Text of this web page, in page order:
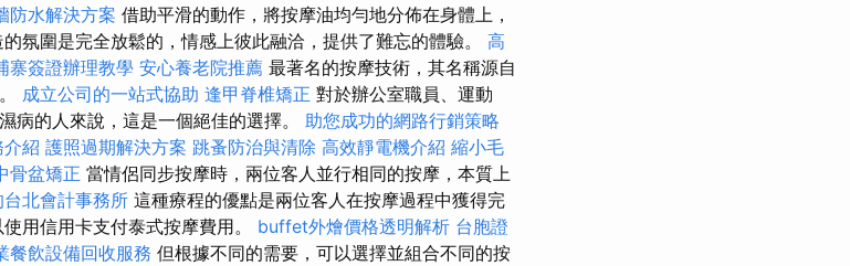
防水解決方案 借助平滑的動作，將按摩油均勻地分佈在身體上，
氛圍是完全放鬆的，情感上彼此融洽，提供了難忘的體驗。 高
寨簽證辦理教學 安心養老院推薦 最著名的按摩技術，其名稱源自
成立公司的一站式協助 逢甲脊椎矯正 對於辦公室職員、運動
病的人來說，這是一個絕佳的選擇。 助您成功的網路行銷策略
紹 護照過期解決方案 跳蚤防治與清除 高效靜電機介紹 縮小毛
骨盆矯正 當情侶同步按摩時，兩位客人並行相同的按摩，本質上
北會計事務所 這種療程的優點是兩位客人在按摩過程中獲得完
用信用卡支付泰式按摩費用。 buffet外燴價格透明解析 台胞證
餐飲設備回收服務 但根據不同的需要，可以選擇並組合不同的按